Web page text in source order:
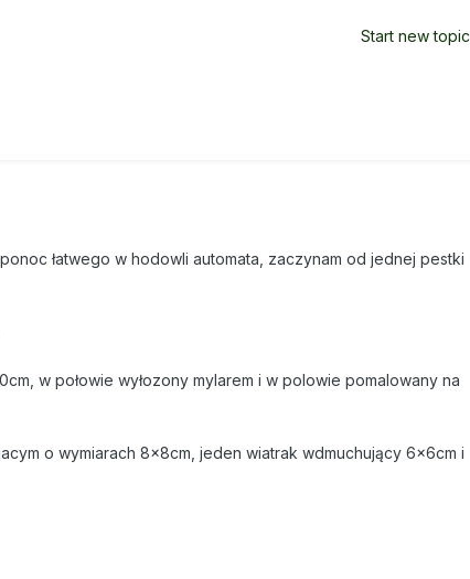
Start new topic
łatwego w hodowli automata, zaczynam od jednej pestki
w połowie wyłozony mylarem i w polowie pomalowany na
o wymiarach 8x8cm, jeden wiatrak wdmuchujący 6x6cm i